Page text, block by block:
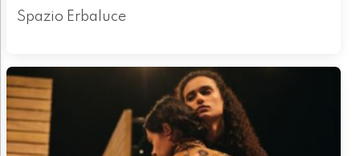
Spazio Erbaluce